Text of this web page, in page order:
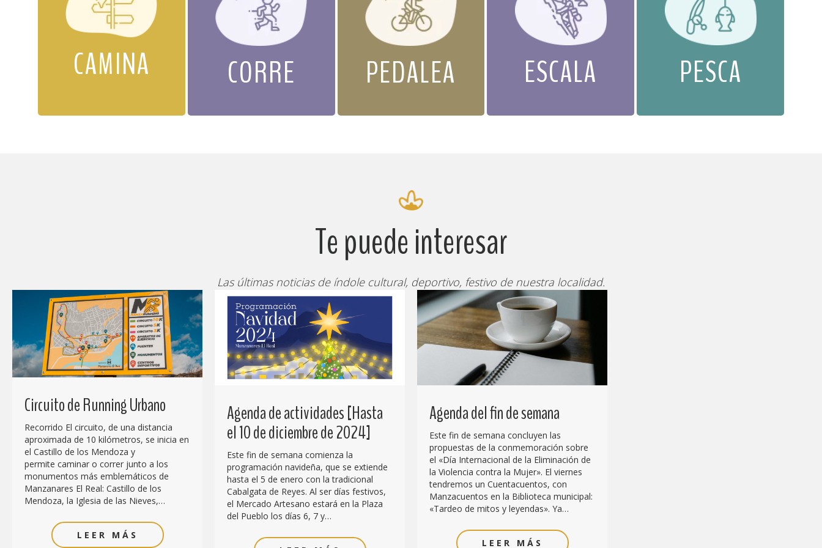
CAMINA CORRE PEDALEA ESCALA PESCA
Te puede interesar
Las últimas noticias de índole cultural, deportivo, festivo de nuestra localidad.
Circuito de Running Urbano
Recorrido El circuito, de una distancia
aproximada de 10 kilómetros, se inicia en
el Castillo de los Mendoza y
permite caminar o correr junto a los
monumentos más emblemáticos de
Manzanares El Real: Castillo de los
Mendoza, la Iglesia de las Nieves,…
LEER MÁS
Agenda de actividades [Hasta
el 10 de diciembre de 2024]
Este fin de semana comienza la
programación navideña, que se extiende
hasta el 5 de enero con la tradicional
Cabalgata de Reyes. Al ser días festivos,
el Mercado Artesano estará en la Plaza
del Pueblo los días 6, 7 y…
Agenda del fin de semana
Este fin de semana concluyen las
propuestas de la conmemoración sobre
el «Día Internacional de la Eliminación de
la Violencia contra la Mujer». El viernes
tendremos un Cuentacuentos, con
Manzacuentos en la Biblioteca municipal:
«Tardeo de mitos y leyendas». Ya…
LEER MÁS